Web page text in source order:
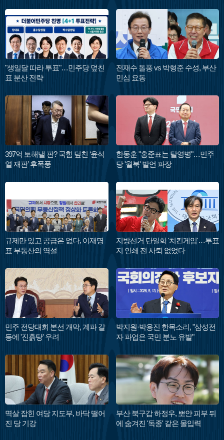
"생일달 따라 투표"…민주당 덮친
표 분산 전략
397억 토해낼 판? 국힘 덮친 ‘윤석
열 재판’ 후폭풍
규제만 있고 공급은 없다, 이재명
표 부동산의 역설
민주 전당대회 본선 개막, 계파 갈
등에 '진흙탕' 우려
멱살 잡힌 여당 지도부, 바닥 떨어
진 당 기강
전재수 돌풍 vs 박형준 수성, 부산
민심 요동
한동훈 "홍준표는 탈영병"…민주
당 '월북' 발언 파장
지방선거 단일화 '치킨게임'…투표
지 인쇄 전 사퇴 없었다
박지원·박용진 한목소리, "삼성전
자 파업은 국민 분노 유발"
부산 북구갑 하정우, 뽀얀 피부 뒤
에 숨겨진 '독종' 같은 몰입력